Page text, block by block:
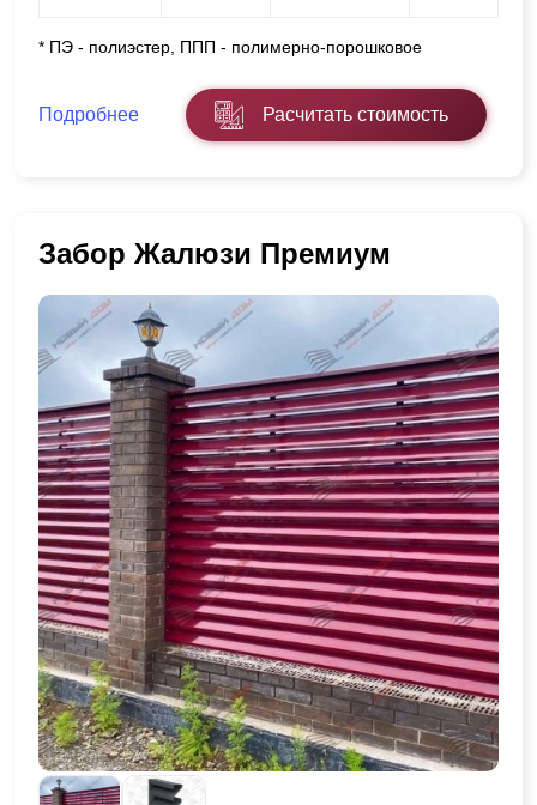
* ПЭ - полиэстер, ППП - полимерно-порошковое
Подробнее Расчитать стоимость
Забор Жалюзи Премиум